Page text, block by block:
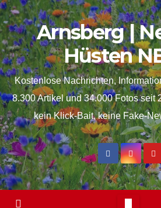
springen
Skip
to
content
Arnsberg |
Hüsten
Kostenlose Nachrichten,
8.300 Artikel und 34.000 Fotos seit
kein Klick-Bait, keine Fake-